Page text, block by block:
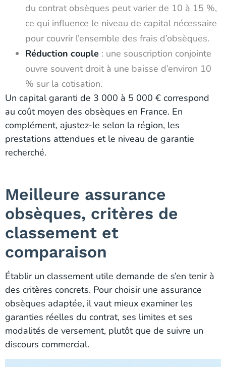
du contrat obsèques peut varier de 10 à 15 %,
ce qui influence le niveau de capital nécessaire
pour couvrir l’ensemble des frais d’obsèques.
Réduction couple : une souscription conjointe
ouvre souvent droit à une baisse d’environ 10
% sur la cotisation.
Un capital garanti de 3 000 à 5 000 € correspond
au coût moyen des obsèques en France. En
complément, ajustez-le selon la région, les
prestations attendues et le niveau de garantie
recherché.
Meilleure assurance
obsèques, critères de
classement et
comparaison
Établir un classement utile demande de s’en tenir à
des critères concrets. Pour choisir une assurance
obsèques adaptée, il vaut mieux examiner les
garanties réelles du contrat, ses limites et ses
modalités de versement, plutôt que de suivre un
discours commercial.